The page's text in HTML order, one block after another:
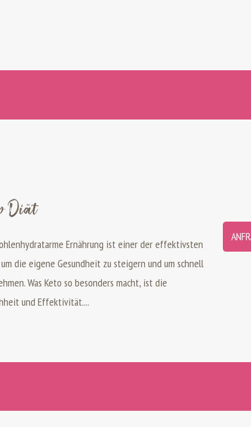
Diät
Ernährung ist einer der effektivsten
die eigene Gesundheit zu steigern und um schnell
Was Keto so besonders macht, ist die
und Effektivität....